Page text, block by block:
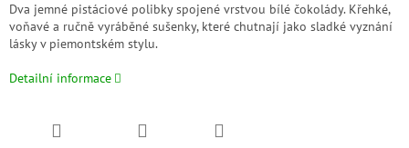
Dva jemné pistáciové polibky spojené vrstvou bílé čokolády. Křehké,
voňavé a ručně vyráběné sušenky, které chutnají jako sladké vyznání
lásky v piemontském stylu.
Detailní informace